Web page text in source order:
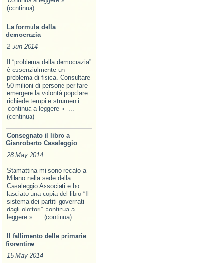
(continua)
La formula della
democrazia
2 Jun 2014
Il “problema della democrazia”
è essenzialmente un
problema di fisica. Consultare
50 milioni di persone per fare
emergere la volontà popolare
richiede tempi e strumenti
continua a leggere » ...
(continua)
Consegnato il libro a
Gianroberto Casaleggio
28 May 2014
Stamattina mi sono recato a
Milano nella sede della
Casaleggio Associati e ho
lasciato una copia del libro “Il
sistema dei partiti governati
dagli elettori” continua a
leggere » ... (continua)
Il fallimento delle primarie
fiorentine
15 May 2014